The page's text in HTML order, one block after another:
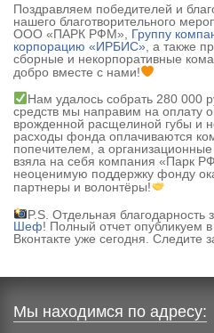
Поздравляем победителей и
нашего благотворительного
ООО «ПАРК РФМ», Группу
корпорацию «ИРБИС» , а также
сборные и некорпоративные
добро вместе с нами!
Нам удалось собрать 280 000
средств мы направим на оплату
врожденной расщелиной губы и
расходы фонда оплачиваются
попечителем, а
взяла на себя компания «Парк
неоценимую поддержку фонду
партнеры и волонтёры!
P.S. Отдельная благодарность
Шеф! Полный отчет опубликуем
Вконтакте уже сегодня. Следите
Мы находимся по адресу: